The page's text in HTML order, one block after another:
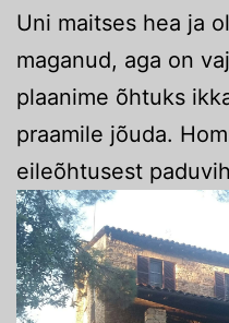
Uni maitses hea ja
maganud, aga on
plaanime õhtuks
praamile jõuda.
eileõhtusest